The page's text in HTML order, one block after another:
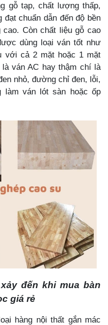
gỗ tạp, chất lượng thấp,
chuẩn dẫn đến độ bền
Còn chất liệu gỗ cao
dùng loại ván tốt như
với cả 2 mặt hoặc 1 mặt
ván AC hay thậm chí là
nhỏ, đường chỉ đen, lỗi,
ván lót sàn hoặc ốp
đến khi mua bàn
giá rẻ
hàng nội thất gắn mác